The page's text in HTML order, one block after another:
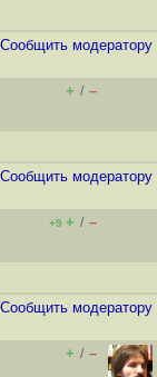
Cообщить модератору
+ / –
Cообщить модератору
+9 + / –
Cообщить модератору
+ / –